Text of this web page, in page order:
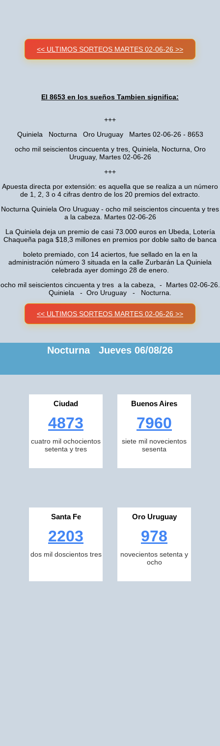
<< ULTIMOS SORTEOS MARTES 02-06-26 >>
El 8653 en los sueños Tambien significa:
+++
Quiniela Nocturna Oro Uruguay Martes 02-06-26 - 8653
ocho mil seiscientos cincuenta y tres, Quiniela, Nocturna, Oro
Uruguay, Martes 02-06-26
+++
Apuesta directa por extensión: es aquella que se realiza a un número
de 1, 2, 3 o 4 cifras dentro de los 20 premios del extracto.
Nocturna Quiniela Oro Uruguay - ocho mil seiscientos cincuenta y tres
a la cabeza. Martes 02-06-26
La Quiniela deja un premio de casi 73.000 euros en Ubeda, Lotería
Chaqueña paga $18,3 millones en premios por doble salto de banca
boleto premiado, con 14 aciertos, fue sellado en la en la
administración número 3 situada en la calle Zurbarán La Quiniela
celebrada ayer domingo 28 de enero.
ocho mil seiscientos cincuenta y tres a la cabeza, - Martes 02-06-26.
Quiniela - Oro Uruguay - Nocturna.
<< ULTIMOS SORTEOS MARTES 02-06-26 >>
Nocturna Jueves 06/08/26
Ciudad
4873
cuatro mil ochocientos
setenta y tres
Buenos Aires
7960
siete mil novecientos
sesenta
Santa Fe
2203
dos mil doscientos tres
Oro Uruguay
978
novecientos setenta y
ocho